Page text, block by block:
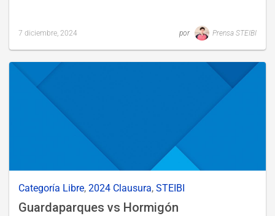
diciembre,
2024
7 diciembre, 2024 por Prensa STEIBI
Categoría Libre, 2024 Clausura, STEIBI
Guardaparques vs Hormigón